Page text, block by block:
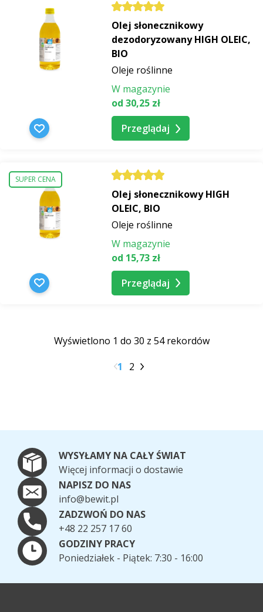
Olej słonecznikowy
dezodoryzowany HIGH OLEIC,
BIO
Oleje roślinne
W magazynie
od 30,25 zł
Przeglądaj
SUPER CENA
Olej słonecznikowy HIGH
OLEIC, BIO
Oleje roślinne
W magazynie
od 15,73 zł
Przeglądaj
Wyświetlono 1 do 30 z 54 rekordów
1
2
WYSYŁAMY NA CAŁY ŚWIAT
Więcej informacji o dostawie
NAPISZ DO NAS
info@bewit.pl
ZADZWOŃ DO NAS
+48 22 257 17 60
GODZINY PRACY
Poniedziałek - Piątek: 7:30 - 16:00